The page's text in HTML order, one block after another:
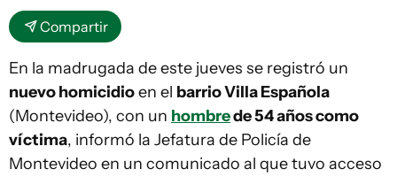
Compartir
En la madrugada de este jueves se registró un
nuevo homicidioen el barrio Villa Española
(Montevideo), con un hombrede 54 años como
víctima, informó la Jefatura de Policía de
Montevideo en un comunicado al que tuvo acceso